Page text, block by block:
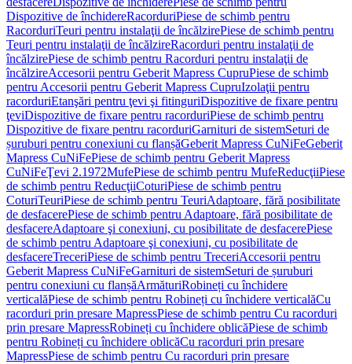
Dispozitive de închidereRacorduriPiese de schimb pentru
RacorduriTeuri pentru instalaţii de încălzirePiese de schimb pentru
Teuri pentru instalaţii de încălzireRacorduri pentru instalaţii de
încălzirePiese de schimb pentru Racorduri pentru instalaţii de
încălzireAccesorii pentru Geberit Mapress CupruPiese de schimb
pentru Accesorii pentru Geberit Mapress CupruIzolaţii pentru
racorduriEtanşări pentru ţevi şi fitinguriDispozitive de fixare pentru
ţeviDispozitive de fixare pentru racorduriPiese de schimb pentru
Dispozitive de fixare pentru racorduriGarnituri de sistemSeturi de
șuruburi pentru conexiuni cu flanșăGeberit Mapress CuNiFeGeberit
Mapress CuNiFePiese de schimb pentru Geberit Mapress
CuNiFeŢevi 2.1972MufePiese de schimb pentru MufeReducţiiPiese
de schimb pentru ReducţiiCoturiPiese de schimb pentru
CoturiTeuriPiese de schimb pentru TeuriAdaptoare, fără posibilitate
de desfacerePiese de schimb pentru Adaptoare, fără posibilitate de
desfacereAdaptoare şi conexiuni, cu posibilitate de desfacerePiese
de schimb pentru Adaptoare şi conexiuni, cu posibilitate de
desfacereTreceriPiese de schimb pentru TreceriAccesorii pentru
Geberit Mapress CuNiFeGarnituri de sistemSeturi de șuruburi
pentru conexiuni cu flanșăArmăturiRobineți cu închidere
verticalăPiese de schimb pentru Robineți cu închidere verticalăCu
racorduri prin presare MapressPiese de schimb pentru Cu racorduri
prin presare MapressRobineți cu închidere oblicăPiese de schimb
pentru Robineți cu închidere oblicăCu racorduri prin presare
MapressPiese de schimb pentru Cu racorduri prin presare